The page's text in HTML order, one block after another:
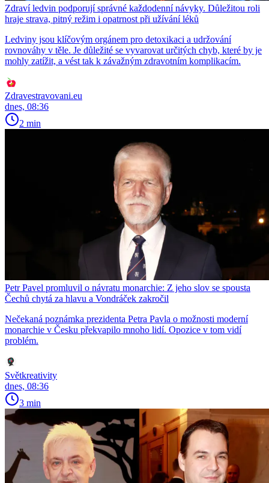
Zdraví ledvin podporují správné každodenní návyky. Důležitou roli
hraje strava, pitný režim i opatrnost při užívání léků
Ledviny jsou klíčovým orgánem pro detoxikaci a udržování
rovnováhy v těle. Je důležité se vyvarovat určitých chyb, které by je
mohly zatížit, a vést tak k závažným zdravotním komplikacím.
Zdravestravovani.eu
dnes, 08:36
2 min
Petr Pavel promluvil o návratu monarchie: Z jeho slov se spousta
Čechů chytá za hlavu a Vondráček zakročil
Nečekaná poznámka prezidenta Petra Pavla o možnosti moderní
monarchie v Česku překvapilo mnoho lidí. Opozice v tom vidí
problém.
Světkreativity
dnes, 08:36
3 min